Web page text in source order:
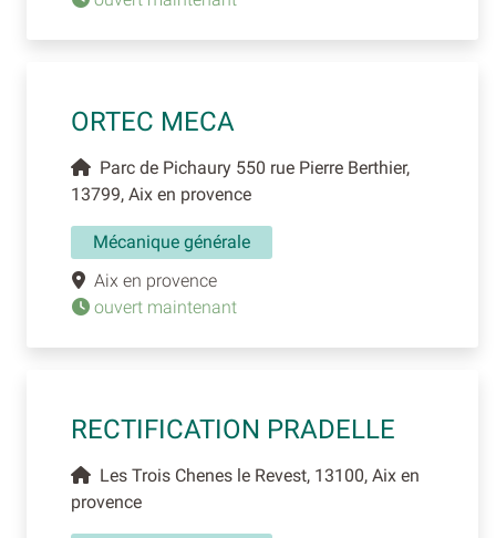
ORTEC MECA
Parc de Pichaury 550 rue Pierre Berthier,
13799, Aix en provence
Mécanique générale
Aix en provence
ouvert maintenant
RECTIFICATION PRADELLE
Les Trois Chenes le Revest, 13100, Aix en
provence